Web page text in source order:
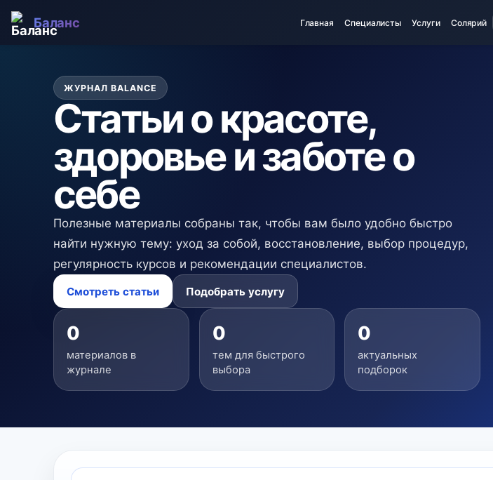
Баланс Главная Специалисты Услуги Солярий
ЖУРНАЛ BALANCE
Статьи о красоте,
здоровье и заботе о
себе
Полезные материалы собраны так, чтобы вам было удобно быстро
найти нужную тему: уход за собой, восстановление, выбор процедур,
регулярность курсов и рекомендации специалистов.
Смотреть статьи Подобрать услугу
0
материалов в
журнале
0
тем для быстрого
выбора
0
актуальных
подборок